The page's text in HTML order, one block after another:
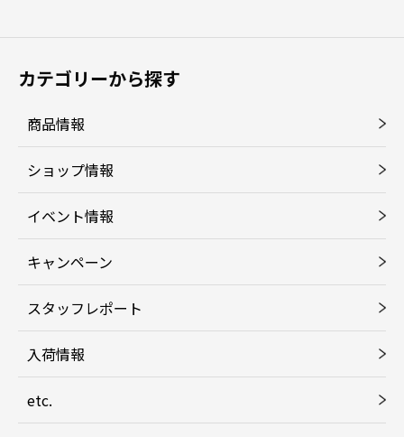
カテゴリーから探す
商品情報
ショップ情報
イベント情報
キャンペーン
スタッフレポート
入荷情報
etc.